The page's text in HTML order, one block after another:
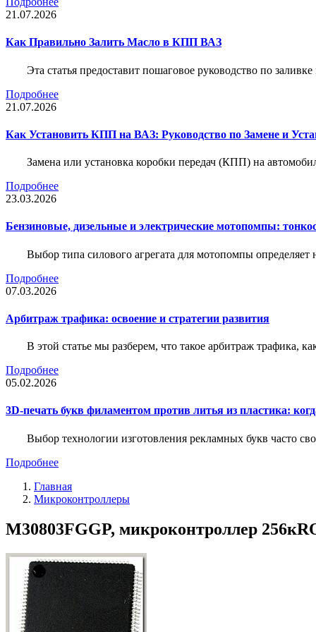
21.07.2026
Как Правильно Залить Масло в КПП ВАЗ
Эта статья предоставит пошаговое руководство по
Подробнее
21.07.2026
Как Установить КПП на ВАЗ: Руководство по Замене и
Замена или установка коробки передач (КПП) на
Подробнее
23.03.2026
Бензиновые, дизельные и электрические мотопомпы:
Выбор типа силового агрегата для мотопомпы
Подробнее
07.03.2026
Арбитраж трафика: освоение и стратегии развития
В этой статье мы разберем, что такое арбитраж трафика,
Подробнее
05.02.2026
3D-печать букв филаментом против литья из пластика:
Выбор технологии изготовления рекламных букв часто
Подробнее
Главная
Микроконтроллеры
M30803FGGP, микроконтроллер